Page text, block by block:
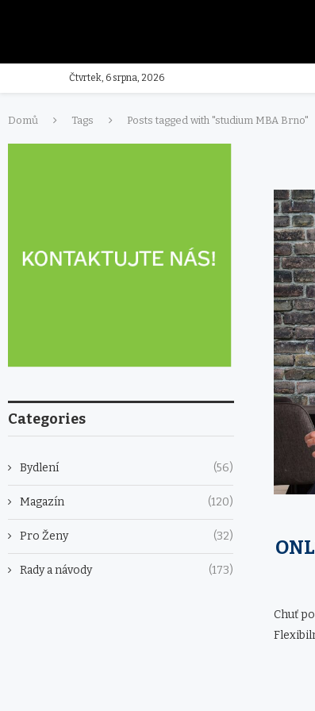
Čtvrtek, 6 srpna, 2026
Domů Tags Posts tagged with "studium MBA Brno"
Chuť
Categories
Bydlení (56)
Magazín (120)
Pro Ženy (32)
Rady a návody (173)